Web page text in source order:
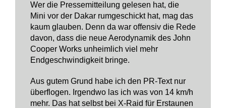
Wer die Pressemitteilung gelesen hat, die
Mini vor der Dakar rumgeschickt hat, mag das
kaum glauben. Denn da war offensiv die Rede
davon, dass die neue Aerodynamik des John
Cooper Works unheimlich viel mehr
Endgeschwindigkeit bringe.
Aus gutem Grund habe ich den PR-Text nur
überflogen. Irgendwo las ich was von 14 km/h
mehr. Das hat selbst bei X-Raid für Erstaunen